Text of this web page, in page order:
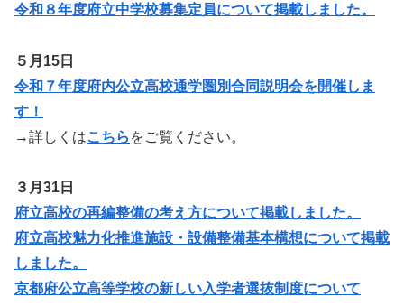
令和８年度府立中学校募集定員について掲載しました。
５月15日
令和７年度府内公立高校通学圏別合同説明会を開催しま
す！
→詳しくはこちら をご覧ください。
３月31日
府立高校の再編整備の考え方について掲載しました。
府立高校魅力化推進施設・設備整備基本構想について掲載
しました。
京都府公立高等学校の新しい入学者選抜制度について